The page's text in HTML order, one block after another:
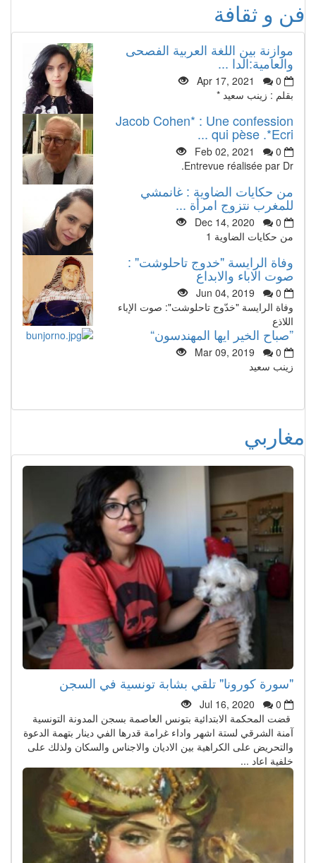
فن و ثقافة
موازنة بين اللغة العربية الفصحى
والعامية:الدا ...
Apr 17, 2021
0
بقلم : زينب سعيد *
Jacob Cohen* : Une confession
qui pèse .*Ecri ...
Feb 02, 2021
0
Entrevue réalisée par Dr.
من حكايات الضاوية : غانمشي
للمغرب نتزوج امرأة ...
Dec 14, 2020
0
من حكايات الضاوية 1
وفاة الرايسة "خدوج تاحلوشت" :
صوت الاباء والابداع
Jun 04, 2019
0
وفاة الرايسة "خدّوج تاحلوشت": صوت الإباء
اللاذع
”صباح الخير ايها المهندسون“
Mar 09, 2019
0
زينب سعيد
مغاربي
"سورة كورونا" تلقي بشابة تونسية في السجن
Jul 16, 2020
0
قضت المحكمة الابتدائية بتونس العاصمة بسجن المدونة التونسية
آمنة الشرقي لستة اشهر واداء غرامة قدرها الفي دينار بتهمة الدعوة
والتحريض على الكراهية بين الاديان والاجناس والسكان ولذلك على
خلفية اعاد ...